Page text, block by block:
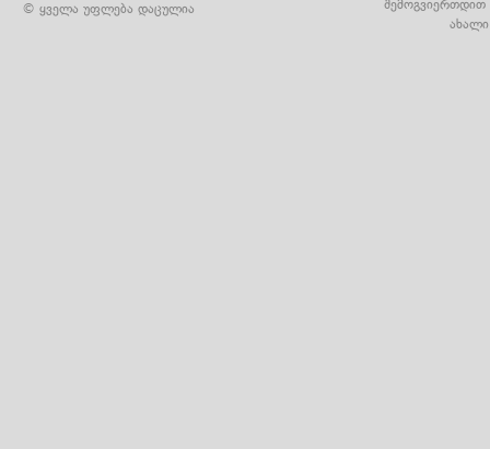
© ყველა უფლება დაცულია
შემოგვიერთდით
ახალი